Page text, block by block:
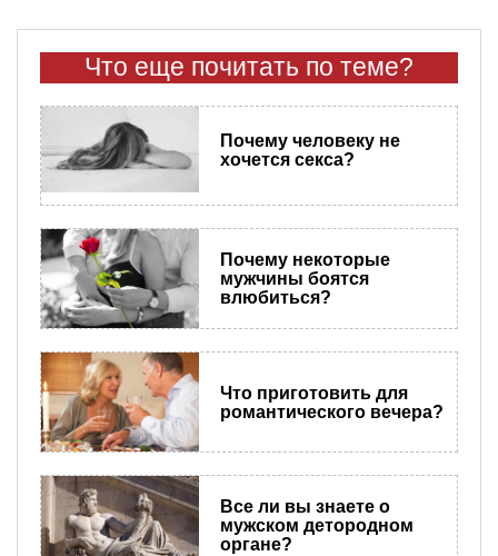
Что еще почитать по теме?
Почему человеку не
хочется секса?
Почему некоторые
мужчины боятся
влюбиться?
Что приготовить для
романтического вечера?
Все ли вы знаете о
мужском детородном
органе?